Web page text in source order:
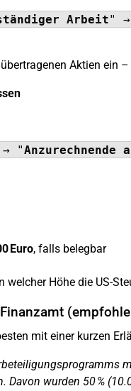
Arbeit"
Aktien ein –
"Anzurechnende
Euro, falls belegbar
Höhe die US-
mit einer kurzen
Davon wurden 50 %